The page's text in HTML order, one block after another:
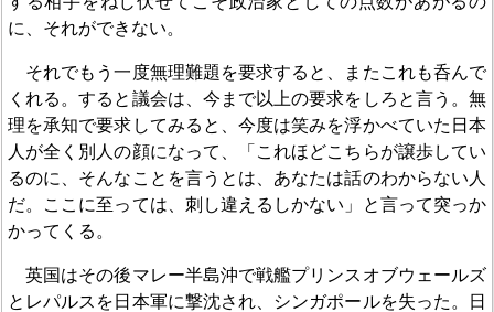
に、それができない。
それでもう一度無理難題を要求すると、またこれも呑んで
くれる。すると議会は、今まで以上の要求をしろと言う。無
理を承知で要求してみると、今度は笑みを浮かべていた日本
人が全く別人の顔になって、「これほどこちらが譲歩してい
るのに、そんなことを言うとは、あなたは話のわからない人
だ。ここに至っては、刺し違えるしかない」と言って突っか
かってくる。
英国はその後マレー半島沖で戦艦プリンスオブウェールズ
とレパルスを日本軍に撃沈され、シンガポールを失った。日